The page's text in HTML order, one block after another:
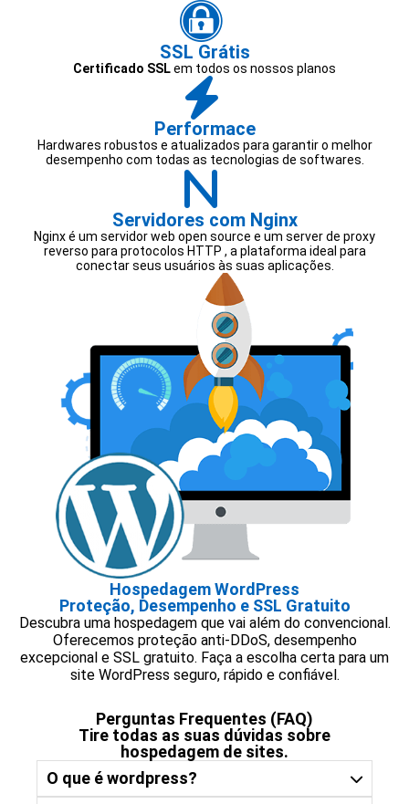
SSL Grátis
Certificado SSLem todos os nossos planos
Performace
Hardwares robustos e atualizados para garantir o melhor
desempenho com todas as tecnologias de softwares.
Servidores com Nginx
Nginx é um servidor web open source e um server de proxy
reverso para protocolos HTTP , a plataforma ideal para
conectar seus usuários às suas aplicações.
Hospedagem WordPress
Proteção, Desempenho e SSL Gratuito
Descubra uma hospedagem que vai além do convencional.
Oferecemos proteção anti-DDoS, desempenho
excepcional e SSL gratuito. Faça a escolha certa para um
site WordPress seguro, rápido e confiável.
Perguntas Frequentes (FAQ)
Tire todas as suas dúvidas sobre
hospedagem de sites.
O que é wordpress?